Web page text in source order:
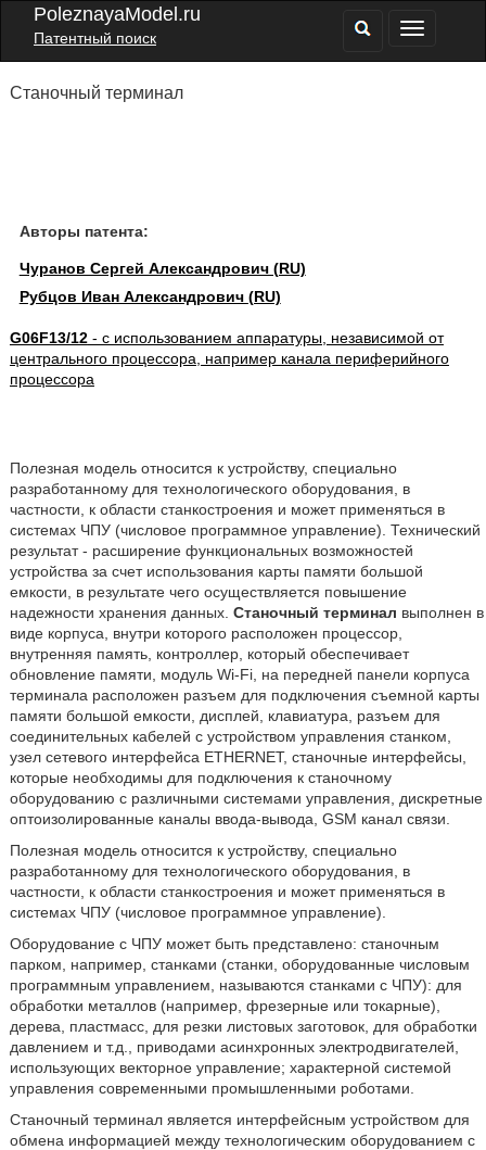
PoleznayaModel.ru
Патентный поиск
Станочный терминал
Авторы патента:
Чуранов Сергей Александрович (RU)
Рубцов Иван Александрович (RU)
G06F13/12- с использованием аппаратуры, независимой от
центрального процессора, например канала периферийного
процессора
Полезная модель относится к устройству, специально
разработанному для технологического оборудования, в
частности, к области станкостроения и может применяться в
системах ЧПУ (числовое программное управление). Технический
результат - расширение функциональных возможностей
устройства за счет использования карты памяти большой
емкости, в результате чего осуществляется повышение
надежности хранения данных. Станочный терминал выполнен в
виде корпуса, внутри которого расположен процессор,
внутренняя память, контроллер, который обеспечивает
обновление памяти, модуль Wi-Fi, на передней панели корпуса
терминала расположен разъем для подключения съемной карты
памяти большой емкости, дисплей, клавиатура, разъем для
соединительных кабелей с устройством управления станком,
узел сетевого интерфейса ETHERNET, станочные интерфейсы,
которые необходимы для подключения к станочному
оборудованию с различными системами управления, дискретные
оптоизолированные каналы ввода-вывода, GSM канал связи.
Полезная модель относится к устройству, специально
разработанному для технологического оборудования, в
частности, к области станкостроения и может применяться в
системах ЧПУ (числовое программное управление).
Оборудование с ЧПУ может быть представлено: станочным
парком, например, станками (станки, оборудованные числовым
программным управлением, называются станками с ЧПУ): для
обработки металлов (например, фрезерные или токарные),
дерева, пластмасс, для резки листовых заготовок, для обработки
давлением и т.д., приводами асинхронных электродвигателей,
использующих векторное управление; характерной системой
управления современными промышленными роботами.
Станочный терминал является интерфейсным устройством для
обмена информацией между технологическим оборудованием с